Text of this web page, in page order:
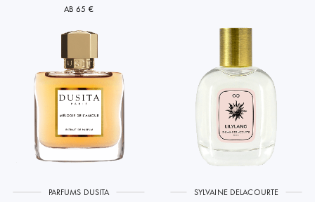
AB 65 €
PARFUMS DUSITA SYLVAINE DELACOURTE